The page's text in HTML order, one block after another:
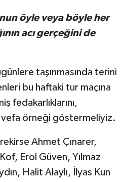
öyle veya böyle her
acı gerçeğini de
taşınmasında terini
bu haftaki tur maçına
fedakarlıklarını,
vefa örneği göstermeliyiz.
Ahmet Çınarer,
Erol Güven, Yılmaz
Halit Alaylı, İlyas Kun